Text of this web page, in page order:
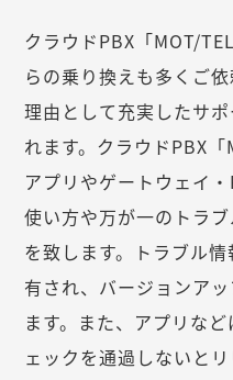
クラウドPBX「MOT/
らの乗り換えも多くご依
理由として充実したサ
れます。クラウドPBX
アプリやゲートウェイ
使い方や万が一のトラ
を致します。トラブル
有され、バージョンア
ます。また、アプリな
ェックを通過しないとリ